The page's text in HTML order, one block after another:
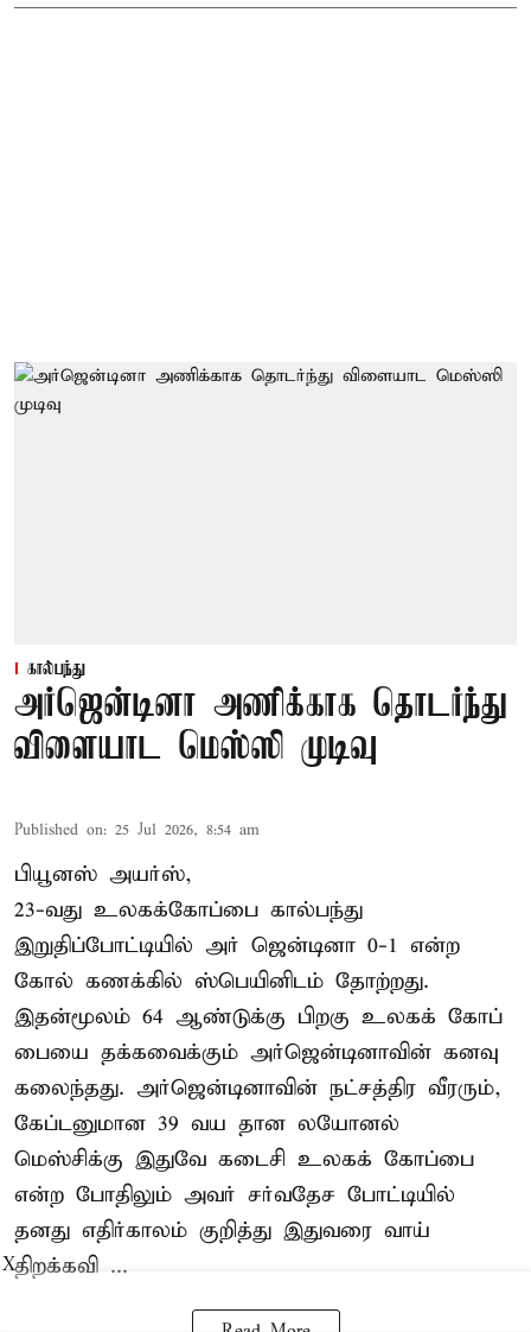
கால்பந்து
அர்ஜென்டினா அணிக்காக தொடர்ந்து
விளையாட மெஸ்ஸி முடிவு
Published on: 25 Jul 2026, 8:54 am
பியூனஸ் அயர்ஸ்,
23-வது உலகக்கோப்பை கால்பந்து
இறுதிப்போட்டியில் அர் ஜென்டினா 0-1 என்ற
கோல் கணக்கில் ஸ்பெயினிடம் தோற்றது.
இதன்மூலம் 64 ஆண்டுக்கு பிறகு உலகக் கோப்
பையை தக்கவைக்கும் அர்ஜென்டினாவின் கனவு
கலைந்தது. அர்ஜென்டினாவின் நட்சத்திர வீரரும்,
கேப்டனுமான 39 வய தான லயோனல்
மெஸ்சிக்கு இதுவே கடைசி உலகக் கோப்பை
என்ற போதிலும் அவர் சர்வதேச போட்டியில்
தனது எதிர்காலம் குறித்து இதுவரை வாய்
திறக்கவி ...
X